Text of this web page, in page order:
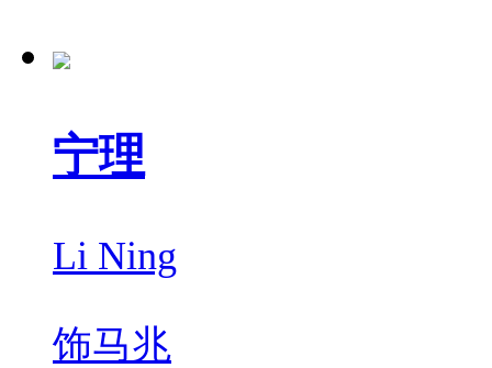
宁理
Li Ning
饰马兆